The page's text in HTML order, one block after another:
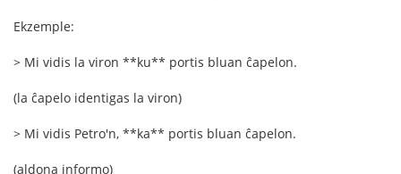
Ekzemple:
> Mi vidis la viron **ku** portis bluan ĉapelon.
(la ĉapelo identigas la viron)
> Mi vidis Petro'n, **ka** portis bluan ĉapelon.
(aldona informo)